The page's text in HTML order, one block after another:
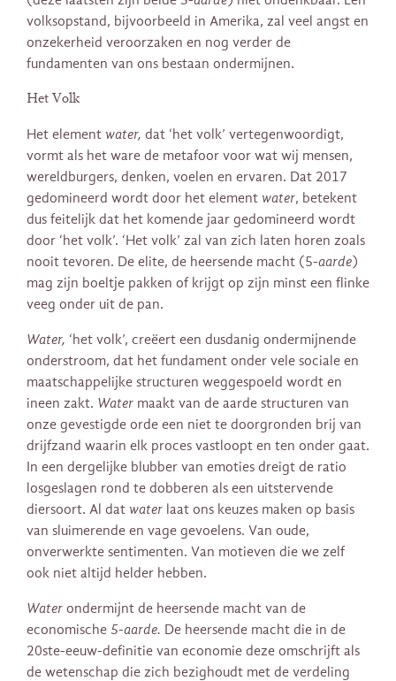
volksopstand, bijvoorbeeld in Amerika, zal veel angst en
onzekerheid veroorzaken en nog verder de
fundamenten van ons bestaan ondermijnen.
Het Volk
Het element water, dat ‘het volk’ vertegenwoordigt,
vormt als het ware de metafoor voor wat wij mensen,
wereldburgers, denken, voelen en ervaren. Dat 2017
gedomineerd wordt door het element water, betekent
dus feitelijk dat het komende jaar gedomineerd wordt
door ‘het volk’. ‘Het volk’ zal van zich laten horen zoals
nooit tevoren. De elite, de heersende macht (5-aarde)
mag zijn boeltje pakken of krijgt op zijn minst een flinke
veeg onder uit de pan.
Water, ‘het volk’, creëert een dusdanig ondermijnende
onderstroom, dat het fundament onder vele sociale en
maatschappelijke structuren weggespoeld wordt en
ineen zakt. Water maakt van de aarde structuren van
onze gevestigde orde een niet te doorgronden brij van
drijfzand waarin elk proces vastloopt en ten onder gaat.
In een dergelijke blubber van emoties dreigt de ratio
losgeslagen rond te dobberen als een uitstervende
diersoort. Al dat water laat ons keuzes maken op basis
van sluimerende en vage gevoelens. Van oude,
onverwerkte sentimenten. Van motieven die we zelf
ook niet altijd helder hebben.
Water ondermijnt de heersende macht van de
economische 5-aarde. De heersende macht die in de
20ste-eeuw-definitie van economie deze omschrijft als
de wetenschap die zich bezighoudt met de verdeling